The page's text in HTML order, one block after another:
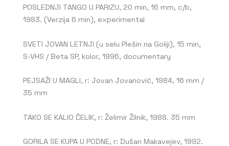
POSLEDNJI TANGO U PARIZU, 20 min, 16 mm, c/b,
1983. (Verzija 6 min), experimental
SVETI JOVAN LETNJI (u selu Plešin na Goliji), 15 min,
S-VHS / Beta SP, kolor, 1996, documentary
PEJSAŽI U MAGLI, r: Jovan Jovanović, 1984, 16 mm /
35 mm
TAKO SE KALIO ČELIK, r: Želimir Žilnik, 1988. 35 mm
GORILA SE KUPA U PODNE, r: Dušan Makavejev, 1992.